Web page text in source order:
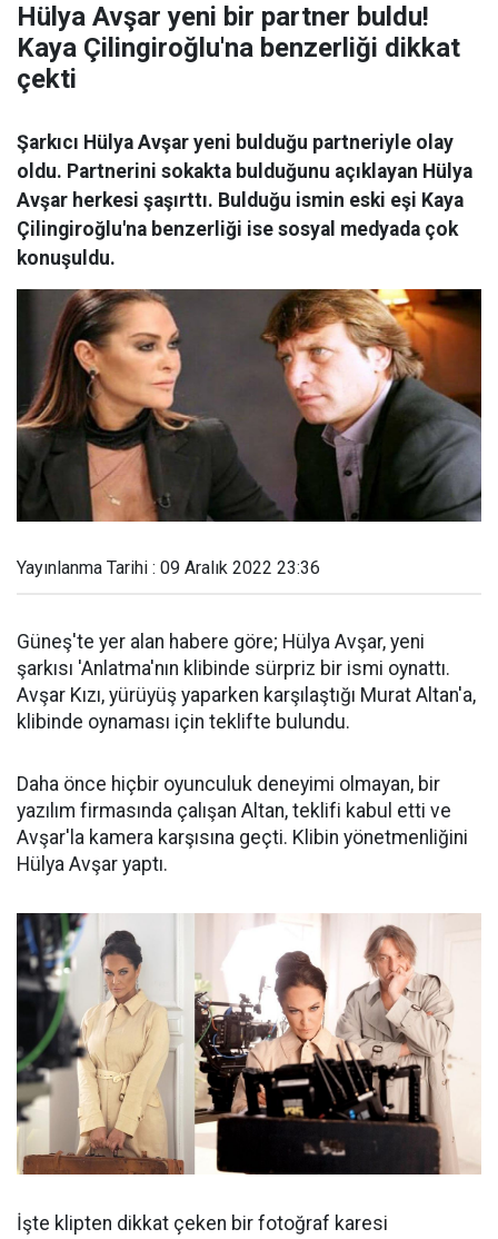
Hülya Avşar yeni bir partner buldu!
Kaya Çilingiroğlu'na benzerliği dikkat
çekti
Şarkıcı Hülya Avşar yeni bulduğu partneriyle olay
oldu. Partnerini sokakta bulduğunu açıklayan Hülya
Avşar herkesi şaşırttı. Bulduğu ismin eski eşi Kaya
Çilingiroğlu'na benzerliği ise sosyal medyada çok
konuşuldu.
Yayınlanma Tarihi : 09 Aralık 2022 23:36
Güneş'te yer alan habere göre; Hülya Avşar, yeni
şarkısı 'Anlatma'nın klibinde sürpriz bir ismi oynattı.
Avşar Kızı, yürüyüş yaparken karşılaştığı Murat Altan'a,
klibinde oynaması için teklifte bulundu.
Daha önce hiçbir oyunculuk deneyimi olmayan, bir
yazılım firmasında çalışan Altan, teklifi kabul etti ve
Avşar'la kamera karşısına geçti. Klibin yönetmenliğini
Hülya Avşar yaptı.
İşte klipten dikkat çeken bir fotoğraf karesi